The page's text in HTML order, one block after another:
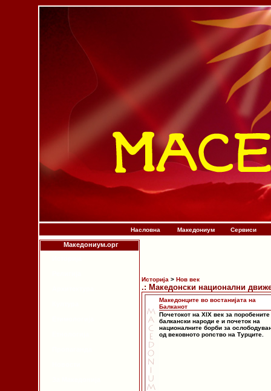
Насловна Македониум Сервиси
Македониум.орг
Историја > Нов век
.: Македонски национални
Македонците во востанијата на
Балканот
Почетокот на XIX век за поробените
балкански народи е и почеток на
националните борби за
од вековното ропство на Турците.